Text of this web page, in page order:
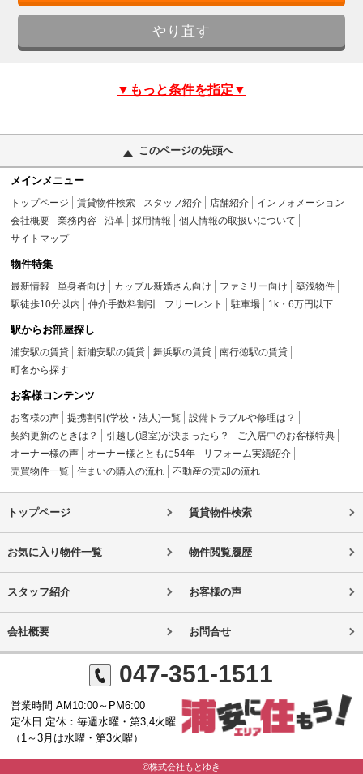
▼もっと条件を指定▼
このページの先頭へ
メインメニュー
トップページ 賃貸物件検索 スタッフ紹介 店舗紹介
インフォメーション
会社概要
業務内容 沿革 採用情報
個人情報の取扱いについて
サイトマップ
物件特集
最新情報 単身者向け カップル新婚さん向け ファミリー向け
築浅物件
駅徒歩10分以内
仲介手数料割引 フリーレント 駐車場 1k・6万円以下
駅からお部屋探し
浦安駅の賃貸 新浦安駅の賃貸 舞浜駅の賃貸
南行徳駅の賃貸
町名から探す
お客様コンテンツ
お客様の声 提携割引(学校・法人)一覧
設備トラブルや修理は？
契約更新のときは？
引越し(退室)が決まったら？
ご入居中のお客様特典
オーナー様の声
オーナー様とともに54年
リフォーム実績紹介
売買物件一覧
住まいの購入の流れ 不動産の売却の流れ
トップページ 賃貸物件検索
お気に入り物件一覧 物件閲覧履歴
スタッフ紹介 お客様の声
会社概要 お問合せ
047-351-1511
営業時間 AM10:00～PM6:00
定休日 定休：毎週水曜・第3,4火曜
（1～3月は水曜・第3火曜）
©株式会社もとゆき